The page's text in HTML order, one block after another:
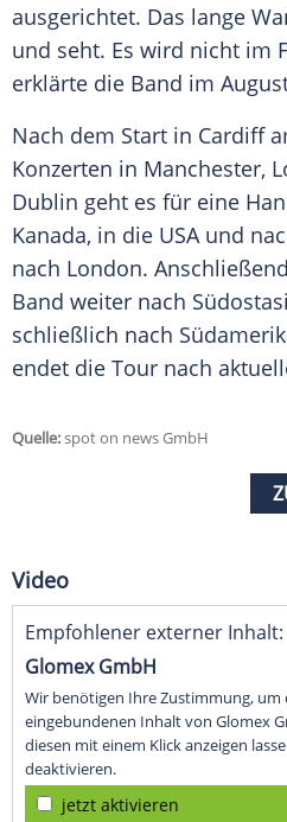
ausgerichtet. Das lange
und seht. Es wird nicht im
erklärte die Band im
Nach dem Start in Cardiff
Konzerten in Manchester,
Dublin geht es für eine
Kanada, in die USA und
nach London.
Band weiter nach
schließlich nach
endet die Tour nach
Quelle:spot on news GmbH
Video
Empfohlener externer Inhalt:
Glomex GmbH
Wir benötigen Ihre Zustimmung,
eingebundenen Inhalt von Glomex
diesen mit einem Klick anzeigen
deaktivieren.
jetzt aktivieren